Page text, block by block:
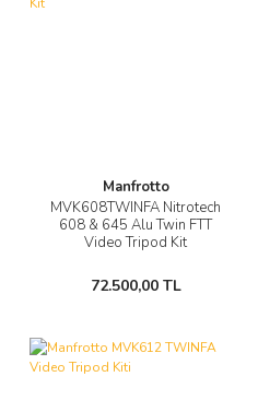
Manfrotto
MVK608TWINFA Nitrotech
608 & 645 Alu Twin FTT
Video Tripod Kit
72.500,00 TL